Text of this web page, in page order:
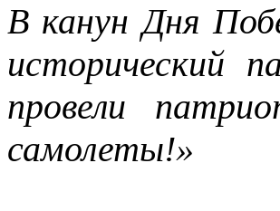
В канун Дня
исторический
провели
самолеты!»